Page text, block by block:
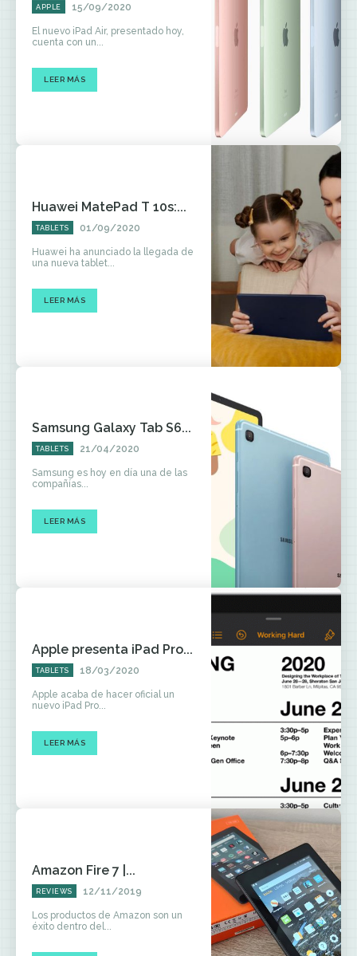
APPLE 15/09/2020
El nuevo iPad Air, presentado hoy,
cuenta con un...
LEER MÁS
Huawei MatePad T 10s:...
TABLETS 01/09/2020
Huawei ha anunciado la llegada de
una nueva tablet...
LEER MÁS
Samsung Galaxy Tab S6...
TABLETS 21/04/2020
Samsung es hoy en día una de las
compañías...
LEER MÁS
Apple presenta iPad Pro...
TABLETS 18/03/2020
Apple acaba de hacer oficial un
nuevo iPad Pro...
LEER MÁS
Amazon Fire 7 |...
REVIEWS 12/11/2019
Los productos de Amazon son un
éxito dentro del...